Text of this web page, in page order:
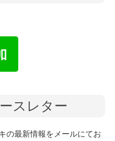
スレター
の最新情報をメールにてお